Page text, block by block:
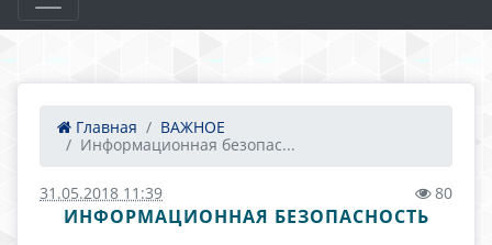
Главная
ВАЖНОЕ
Информационная безопас...
31.05.2018 11:39 80
ИНФОРМАЦИОННАЯ БЕЗОПАСНОСТЬ